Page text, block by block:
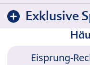
Exklusive
Eisprung-